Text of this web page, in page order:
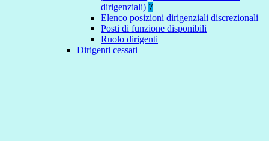
dirigenziali) 7
Elenco posizioni dirigenziali discrezionali
Posti di funzione disponibili
Ruolo dirigenti
Dirigenti cessati